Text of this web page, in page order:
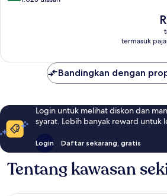
termasuk
Bandingkan dengan
Login untuk melihat diskon dan
syarat. Lebih banyak reward untuk
Login Daftar sekarang, gratis
Tentang kawasan